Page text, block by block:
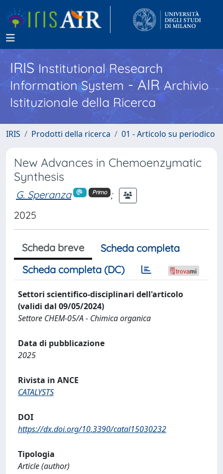
IRISInstitutional Research
Information System - AIR Archivio
Istituzionale della Ricerca
IRIS Prodotti della ricerca 01 - Articolo su periodico
New Advances in Chemoenzymatic
Synthesis
G. Speranza Primo
;
2025
Scheda breve
Scheda completa
Scheda completa (DC)
Settori scientifico-disciplinari dell'articolo
(validi dal 09/05/2024)
Settore CHEM-05/A - Chimica organica
Data di pubblicazione
2025
Rivista in ANCE
CATALYSTS
DOI
https://dx.doi.org/10.3390/catal15030232
Tipologia
Article (author)